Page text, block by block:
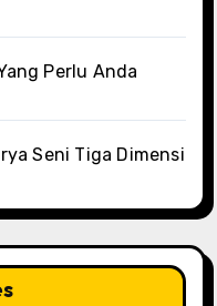
Perlu Anda
Seni Tiga Dimensi